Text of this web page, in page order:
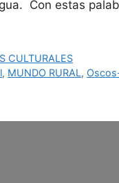
Con estas
CULTURALES
, MUNDO RURAL,